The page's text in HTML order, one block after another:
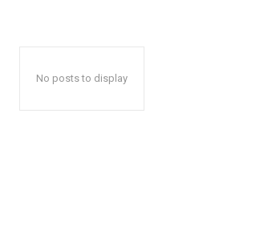
No posts to display